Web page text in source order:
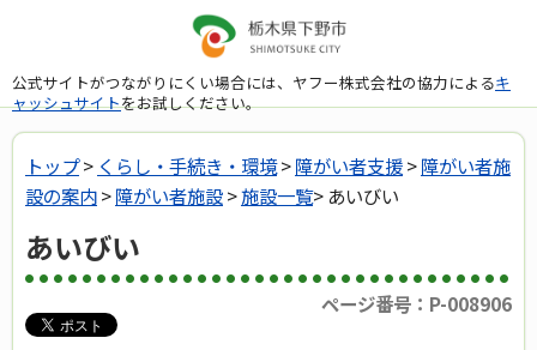
公式サイトがつながりにくい場合には、ヤフー株式会社の協力によるキ
ャッシュサイトをお試しください。
トップ> くらし・手続き・環境>障がい者支援>障がい者施
設の案内>障がい者施設>施設一覧> あいびい
あいびい
ページ番号：P-008906